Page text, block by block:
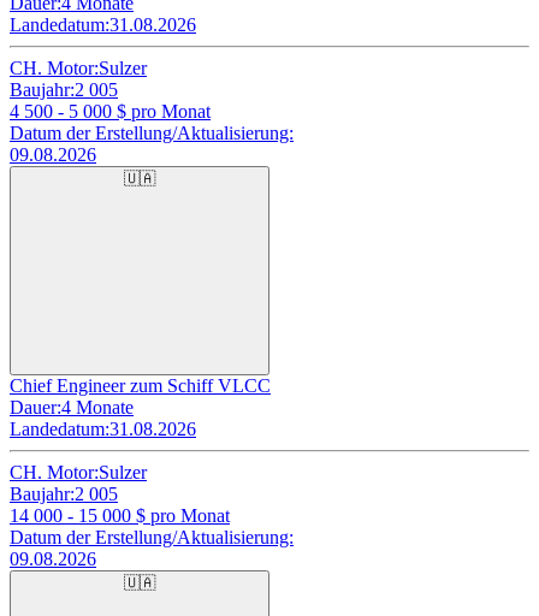
Landedatum:31.08.2026
CH. Motor:Sulzer
Baujahr:2 005
4 500 - 5 000 $ pro Monat
Datum der Erstellung/Aktualisierung:
09.08.2026
🇺🇦
Chief Engineer zum Schiff VLCC
Dauer:4 Monate
Landedatum:31.08.2026
CH. Motor:Sulzer
Baujahr:2 005
14 000 - 15 000 $ pro Monat
Datum der Erstellung/Aktualisierung:
09.08.2026
🇺🇦